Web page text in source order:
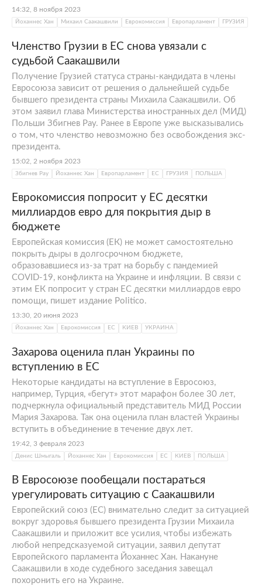
14:32, 8 ноября 2023
Йоханнес Хан Михаил Саакашвили Еврокомиссия Европарламент ГРУЗИЯ
Членство Грузии в ЕС снова увязали с
судьбой Саакашвили
Получение Грузией статуса страны-кандидата в члены
Евросоюза зависит от решения о дальнейшей судьбе
бывшего президента страны Михаила Саакашвили. Об
этом заявил глава Министерства иностранных дел (МИД)
Польши Збигнев Рау. Ранее в Европе уже высказывались
о том, что членство невозможно без освобождения экс-
президента.
15:02, 2 ноября 2023
Збигнев Рау Йоханнес Хан Европарламент ЕС ГРУЗИЯ ПОЛЬША
Еврокомиссия попросит у ЕС десятки
миллиардов евро для покрытия дыр в
бюджете
Европейская комиссия (ЕК) не может самостоятельно
покрыть дыры в долгосрочном бюджете,
образовавшиеся из-за трат на борьбу с пандемией
COVID-19, конфликта на Украине и инфляции. В связи с
этим ЕК попросит у стран ЕС десятки миллиардов евро
помощи, пишет издание Politico.
13:30, 20 июня 2023
Йоханнес Хан Еврокомиссия ЕС КИЕВ УКРАИНА
Захарова оценила план Украины по
вступлению в ЕС
Некоторые кандидаты на вступление в Евросоюз,
например, Турция, «бегут» этот марафон более 30 лет,
подчеркнула официальный представитель МИД России
Мария Захарова. Так она оценила план властей Украины
вступить в объединение в течение двух лет.
19:42, 3 февраля 2023
Денис Шмыгаль Йоханнес Хан Еврокомиссия ЕС КИЕВ ПОЛЬША
В Евросоюзе пообещали постараться
урегулировать ситуацию с Саакашвили
Европейский союз (ЕС) внимательно следит за ситуацией
вокруг здоровья бывшего президента Грузии Михаила
Саакашвили и приложит все усилия, чтобы избежать
любой непредсказуемой ситуации, заявил депутат
Европейского парламента Йоханнес Хан. Накануне
Саакашвили в ходе судебного заседания завещал
похоронить его на Украине.